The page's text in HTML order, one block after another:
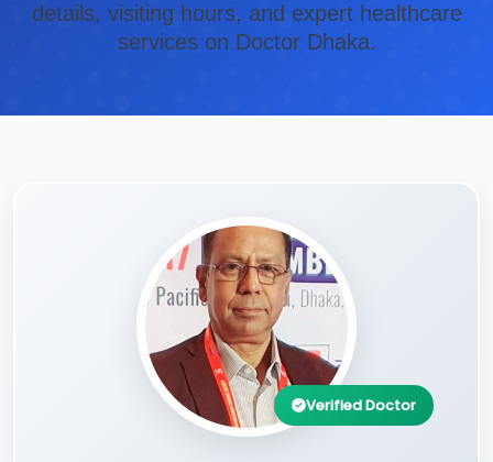
details, visiting hours, and expert healthcare
services on Doctor Dhaka.
Verified Doctor